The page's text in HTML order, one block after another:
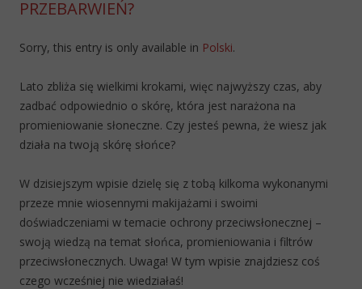
PRZEBARWIEŃ?
Sorry, this entry is only available in Polski.
Lato zbliża się wielkimi krokami, więc najwyższy czas, aby
zadbać odpowiednio o skórę, która jest narażona na
promieniowanie słoneczne. Czy jesteś pewna, że wiesz jak
działa na twoją skórę słońce?
W dzisiejszym wpisie dzielę się z tobą kilkoma wykonanymi
przeze mnie wiosennymi makijażami i swoimi
doświadczeniami w temacie ochrony przeciwsłonecznej –
swoją wiedzą na temat słońca, promieniowania i filtrów
przeciwsłonecznych. Uwaga! W tym wpisie znajdziesz coś
czego wcześniej nie wiedziałaś!